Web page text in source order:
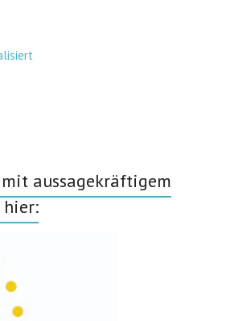
aussagekräftigem
hier: